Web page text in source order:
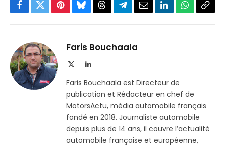
Facebook
TwitterPinterestBlueskyThreadsPartager
Telegram
EmailLinkedInWhatsApp
Faris Bouchaala
LinkedIn
Faris Bouchaala est Directeur de
publication et Rédacteur en chef de
MotorsActu, média automobile français
fondé en 2018. Journaliste automobile
depuis plus de 14 ans, il couvre l’actualité
automobile française et européenne,